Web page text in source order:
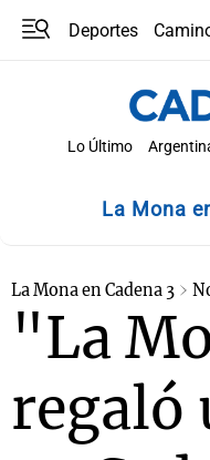
Deportes
Lo Último
La Mona
La Mona en Cadena 3
"La
regaló